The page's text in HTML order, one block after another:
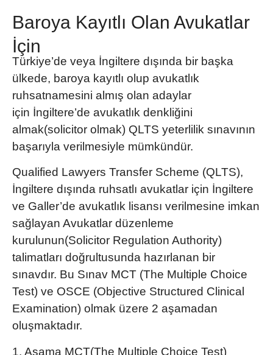
Baroya Kayıtlı Olan Avukatlar
İçin
Türkiye’de veya İngiltere dışında bir başka
ülkede, baroya kayıtlı olup avukatlık
ruhsatnamesini almış olan adaylar
için İngiltere’de avukatlık denkliğini
almak(solicitor olmak) QLTS yeterlilik sınavının
başarıyla verilmesiyle mümkündür.
Qualified Lawyers Transfer Scheme (QLTS),
İngiltere dışında ruhsatlı avukatlar için İngiltere
ve Galler’de avukatlık lisansı verilmesine imkan
sağlayan Avukatlar düzenleme
kurulunun(Solicitor Regulation Authority)
talimatları doğrultusunda hazırlanan bir
sınavdır. Bu Sınav MCT (The Multiple Choice
Test) ve OSCE (Objective Structured Clinical
Examination) olmak üzere 2 aşamadan
oluşmaktadır.
1. Aşama MCT(The Multiple Choice Test)